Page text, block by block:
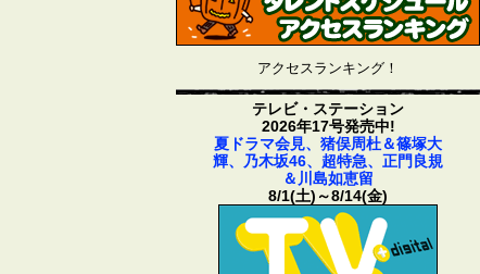
アクセスランキング！
テレビ・ステーション
2026年17号発売中!
夏ドラマ会見、猪俣周杜＆篠塚大
輝、乃木坂46、超特急、正門良規
＆川島如恵留
8/1(土)～8/14(金)